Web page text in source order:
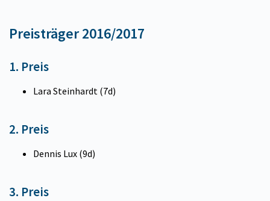
Preisträger 2016/2017
1. Preis
Lara Steinhardt (7d)
2. Preis
Dennis Lux (9d)
3. Preis